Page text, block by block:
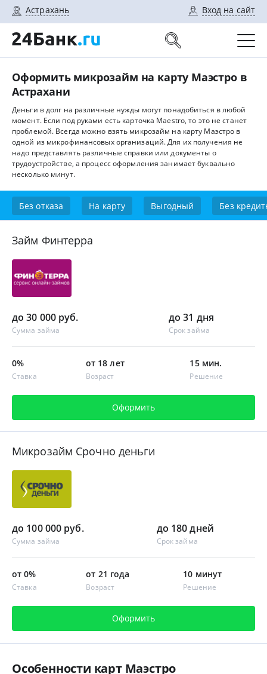
Астрахань Вход на сайт
Оформить микрозайм на карту Маэстро в
Астрахани
Деньги в долг на различные нужды могут понадобиться в любой
момент. Если под руками есть карточка Maestro, то это не станет
проблемой. Всегда можно взять микрозайм на карту Маэстро в
одной из микрофинансовых организаций. Для их получения не
надо представлять различные справки или документы о
трудоустройстве, а процесс оформления занимает буквально
несколько минут.
Без отказа На карту Выгодный Без
Займ Финтерра
до 30 000 руб.
Сумма займа
до 31 дня
Срок займа
0%
Ставка
от 18 лет
Возраст
15 мин.
Решение
Оформить
Микрозайм Срочно деньги
до 100 000 руб.
Сумма займа
до 180 дней
Срок займа
от 0%
Ставка
от 21 года
Возраст
10 минут
Решение
Оформить
Особенности карт Маэстро